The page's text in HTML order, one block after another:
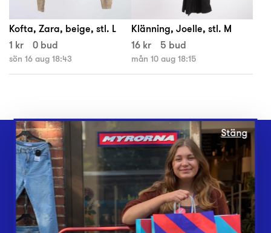
Kofta, Zara, beige, stl. L
1 kr
0 bud
sön 16 aug 18:43
Klänning, Joelle, stl. M
16 kr
5 bud
mån 10 aug 18:15
Webbshop
Butiker
Lämna in
Vårt överskott
Stäng